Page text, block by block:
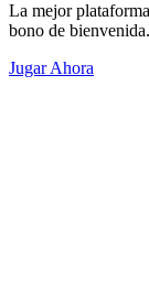
La mejor
bono de bienvenida.
Jugar Ahora